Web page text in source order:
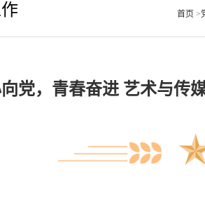
首页 >
党，青春奋进 艺术与传